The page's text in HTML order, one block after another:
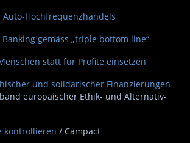
Auto-Hochfrequenzhandels
gemäss „triple bottom line“
statt für Profite einsetzen
und solidarischer Finanzierungen
europäischer Ethik- und Alternativ-
kontrollieren / Campact